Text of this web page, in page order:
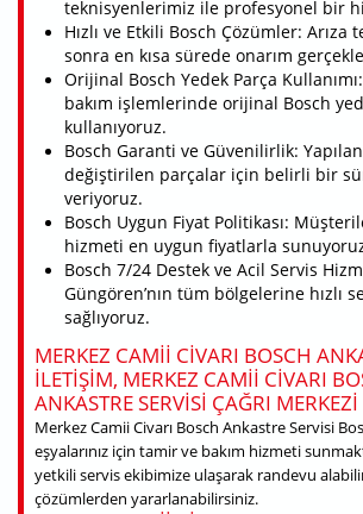
teknisyenlerimiz ile profesyonel bir
Hızlı ve Etkili Bosch Çözümler: Arıza
sonra en kısa sürede onarım
Orijinal Bosch Yedek Parça
bakım işlemlerinde orijinal Bosch
kullanıyoruz.
Bosch Garanti ve Güvenilirlik:
değiştirilen parçalar için belirli bir
veriyoruz.
Bosch Uygun Fiyat Politikası:
hizmeti en uygun fiyatlarla
Bosch 7/24 Destek ve Acil Servis
Güngören’nın tüm bölgelerine hızlı
sağlıyoruz.
MERKEZ CAMII CIVARI BOSCH
ILETIŞIM, MERKEZ CAMII CIVARI
ANKASTRE SERVISI ÇAĞRI MERKEZI
Merkez Camii Civarı Bosch Ankastre Servisi
eşyalarınız için tamir ve bakım hizmeti
yetkili servis ekibimize ulaşarak randevu alabilir
çözümlerden yararlanabilirsiniz.